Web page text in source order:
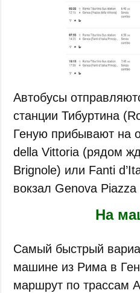
Автобусы
станции Тибуртина
Геную прибывают на
della Vittoria (рядом
Brignole) или Fanti
вокзал Genova Piazza
На
Самый быстрый
машине из Рима в
маршрут по трассам